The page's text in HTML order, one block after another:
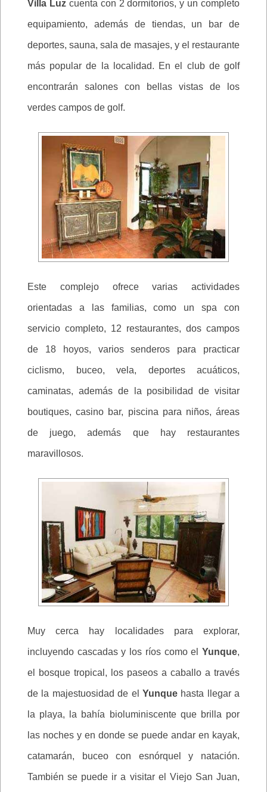
Villa Luzcuenta con 2 dormitorios, y un completo
equipamiento, además de tiendas, un bar de
deportes, sauna, sala de masajes, y el restaurante
más popular de la localidad. En el club de golf
encontrarán salones con bellas vistas de los
verdes campos de golf.
Este complejo ofrece varias actividades
orientadas a las familias, como un spa con
servicio completo, 12 restaurantes, dos campos
de 18 hoyos, varios senderos para practicar
ciclismo, buceo, vela, deportes acuáticos,
caminatas, además de la posibilidad de visitar
boutiques, casino bar, piscina para niños, áreas
de juego, además que hay restaurantes
maravillosos.
Muy cerca hay localidades para explorar,
incluyendo cascadas y los ríos como el Yunque,
el bosque tropical, los paseos a caballo a través
de la majestuosidad de el Yunque hasta llegar a
la playa, la bahía bioluminiscente que brilla por
las noches y en donde se puede andar en kayak,
catamarán, buceo con esnórquel y natación.
También se puede ir a visitar el Viejo San Juan,